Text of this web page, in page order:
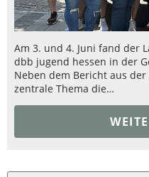
Am 3. und 4. Juni fand der
dbb jugend hessen in der
Neben dem Bericht aus
zentrale Thema die…